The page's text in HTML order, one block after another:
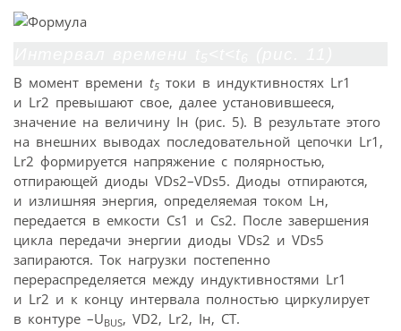
В момент времени t5 токи в индуктивностях Lr1
и Lr2 превышают свое, далее установившееся,
значение на величину Iн (рис. 5). В результате этого
на внешних выводах последовательной цепочки Lr1,
Lr2 формируется напряжение с полярностью,
отпирающей диоды VDs2–VDs5. Диоды отпираются,
и излишняя энергия, определяемая током Lн,
передается в емкости Cs1 и Cs2. После завершения
цикла передачи энергии диоды VDs2 и VDs5
запираются. Ток нагрузки постепенно
перераспределяется между индуктивностями Lr1
и Lr2 и к концу интервала полностью циркулирует
в контуре –UBUS, VD2, Lr2, Iн, CT.